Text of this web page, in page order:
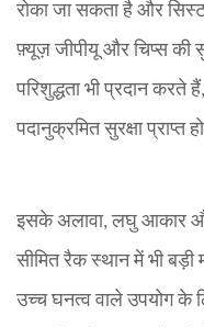
रोका जा सकता है और
फ़्यूज़ जीपीयू और चिप्स की
परिशुद्धता भी प्रदान
पदानुक्रमित सुरक्षा प्राप्त
इसके अलावा, लघु आकार
सीमित रैक स्थान में भी बड़ी
उच्च घनत्व वाले उपयोग के